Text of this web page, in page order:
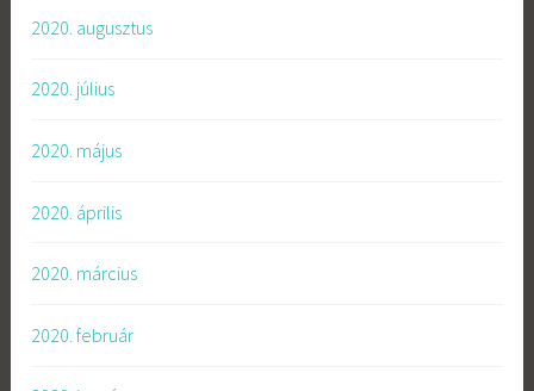
2020. augusztus
2020. július
2020. május
2020. április
2020. március
2020. február